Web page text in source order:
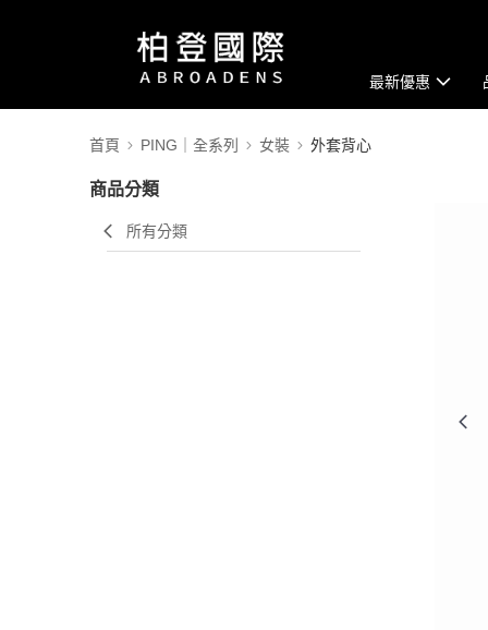
最新優惠
首頁 PING｜全系列 女裝 外套背心
商品分類
所有分類